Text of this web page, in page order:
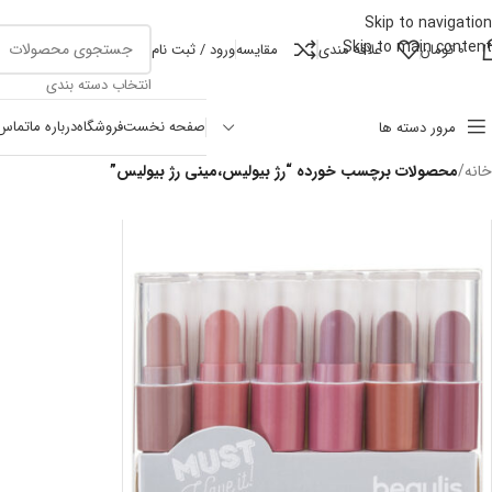
Skip to navigation
Skip to main content
0تومان علاقه مندی مقايسهورود / ثبت نام
انتخاب دسته بندی
مرور دسته ها
صفحه نخستفروشگاهدرباره ما
خانه/محصولات برچسب خورده “رژ بیولیس،مینی رژ بیولیس”